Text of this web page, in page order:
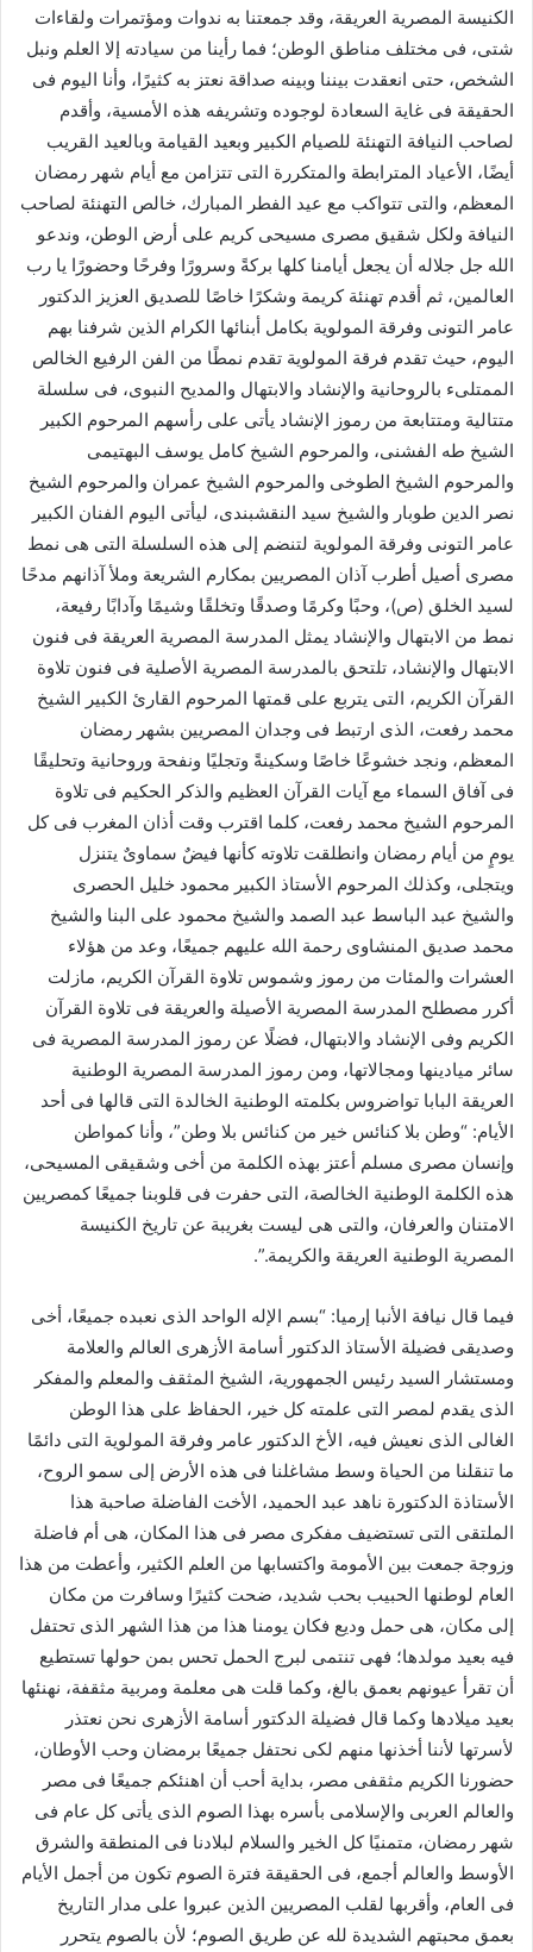
الكنيسة المصرية العريقة، وقد جمعتنا به ندوات ومؤتمرات ولقاءات
شتى، فى مختلف مناطق الوطن؛ فما رأينا من سيادته إلا العلم ونبل
الشخص، حتى انعقدت بيننا وبينه صداقة نعتز به كثيرًا، وأنا اليوم فى
الحقيقة فى غاية السعادة لوجوده وتشريفه هذه الأمسية، وأقدم
لصاحب النيافة التهنئة للصيام الكبير وبعيد القيامة وبالعيد القريب
أيضًا، الأعياد المترابطة والمتكررة التى تتزامن مع أيام شهر رمضان
المعظم، والتى تتواكب مع عيد الفطر المبارك، خالص التهنئة لصاحب
النيافة ولكل شقيق مصرى مسيحى كريم على أرض الوطن، وندعو
الله جل جلاله أن يجعل أيامنا كلها بركةً وسرورًا وفرحًا وحضورًا يا رب
العالمين، ثم أقدم تهنئة كريمة وشكرًا خاصًا للصديق العزيز الدكتور
عامر التونى وفرقة المولوية بكامل أبنائها الكرام الذين شرفنا بهم
اليوم، حيث تقدم فرقة المولوية تقدم نمطًا من الفن الرفيع الخالص
الممتلىء بالروحانية والإنشاد والابتهال والمديح النبوى، فى سلسلة
متتالية ومتتابعة من رموز الإنشاد يأتى على رأسهم المرحوم الكبير
الشيخ طه الفشنى، والمرحوم الشيخ كامل يوسف البهتيمى
والمرحوم الشيخ الطوخى والمرحوم الشيخ عمران والمرحوم الشيخ
نصر الدين طوبار والشيخ سيد النقشبندى، ليأتى اليوم الفنان الكبير
عامر التونى وفرقة المولوية لتنضم إلى هذه السلسلة التى هى نمط
مصرى أصيل أطرب آذان المصريين بمكارم الشريعة وملأ آذانهم مدحًا
لسيد الخلق (ص)، وحبًا وكرمًا وصدقًا وتخلقًا وشيمًا وآدابًا رفيعة،
نمط من الابتهال والإنشاد يمثل المدرسة المصرية العريقة فى فنون
الابتهال والإنشاد، تلتحق بالمدرسة المصرية الأصلية فى فنون تلاوة
القرآن الكريم، التى يتربع على قمتها المرحوم القارئ الكبير الشيخ
محمد رفعت، الذى ارتبط فى وجدان المصريين بشهر رمضان
المعظم، ونجد خشوعًا خاصًا وسكينةً وتجليًا ونفحة وروحانية وتحليقًا
فى آفاق السماء مع آيات القرآن العظيم والذكر الحكيم فى تلاوة
المرحوم الشيخ محمد رفعت، كلما اقترب وقت أذان المغرب فى كل
يومٍ من أيام رمضان وانطلقت تلاوته كأنها فيضٌ سماوىٌ يتنزل
ويتجلى، وكذلك المرحوم الأستاذ الكبير محمود خليل الحصرى
والشيخ عبد الباسط عبد الصمد والشيخ محمود على البنا والشيخ
محمد صديق المنشاوى رحمة الله عليهم جميعًا، وعد من هؤلاء
العشرات والمئات من رموز وشموس تلاوة القرآن الكريم، مازلت
أكرر مصطلح المدرسة المصرية الأصيلة والعريقة فى تلاوة القرآن
الكريم وفى الإنشاد والابتهال، فضلًا عن رموز المدرسة المصرية فى
سائر ميادينها ومجالاتها، ومن رموز المدرسة المصرية الوطنية
العريقة البابا تواضروس بكلمته الوطنية الخالدة التى قالها فى أحد
الأيام: “وطن بلا كنائس خير من كنائس بلا وطن”، وأنا كمواطن
وإنسان مصرى مسلم أعتز بهذه الكلمة من أخى وشقيقى المسيحى،
هذه الكلمة الوطنية الخالصة، التى حفرت فى قلوبنا جميعًا كمصريين
الامتنان والعرفان، والتى هى ليست بغريبة عن تاريخ الكنيسة
المصرية الوطنية العريقة والكريمة.”.
فيما قال نيافة الأنبا إرميا: “بسم الإله الواحد الذى نعبده جميعًا، أخى
وصديقى فضيلة الأستاذ الدكتور أسامة الأزهرى العالم والعلامة
ومستشار السيد رئيس الجمهورية، الشيخ المثقف والمعلم والمفكر
الذى يقدم لمصر التى علمته كل خير، الحفاظ على هذا الوطن
الغالى الذى نعيش فيه، الأخ الدكتور عامر وفرقة المولوية التى دائمًا
ما تنقلنا من الحياة وسط مشاغلنا فى هذه الأرض إلى سمو الروح،
الأستاذة الدكتورة ناهد عبد الحميد، الأخت الفاضلة صاحبة هذا
الملتقى التى تستضيف مفكرى مصر فى هذا المكان، هى أم فاضلة
وزوجة جمعت بين الأمومة واكتسابها من العلم الكثير، وأعطت من هذا
العام لوطنها الحبيب بحب شديد، ضحت كثيرًا وسافرت من مكان
إلى مكان، هى حمل وديع فكان يومنا هذا من هذا الشهر الذى تحتفل
فيه بعيد مولدها؛ فهى تنتمى لبرج الحمل تحس بمن حولها تستطيع
أن تقرأ عيونهم بعمق بالغ، وكما قلت هى معلمة ومربية مثقفة، نهنئها
بعيد ميلادها وكما قال فضيلة الدكتور أسامة الأزهرى نحن نعتذر
لأسرتها لأننا أخذنها منهم لكى نحتفل جميعًا برمضان وحب الأوطان،
حضورنا الكريم مثقفى مصر، بداية أحب أن اهنئكم جميعًا فى مصر
والعالم العربى والإسلامى بأسره بهذا الصوم الذى يأتى كل عام فى
شهر رمضان، متمنيًا كل الخير والسلام لبلادنا فى المنطقة والشرق
الأوسط والعالم أجمع، فى الحقيقة فترة الصوم تكون من أجمل الأيام
فى العام، وأقربها لقلب المصريين الذين عبروا على مدار التاريخ
بعمق محبتهم الشديدة لله عن طريق الصوم؛ لأن بالصوم يتحرر